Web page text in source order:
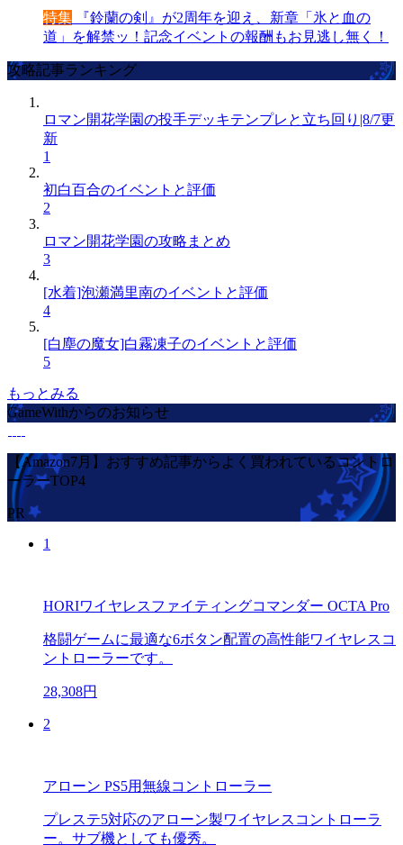
特集 『鈴蘭の剣』が2周年を迎え、新章「氷と血の
道」を解禁ッ！記念イベントの報酬もお見逃し無く！
攻略記事ランキング
ロマン開花学園の投手デッキテンプレと立ち回り|8/7更
新
1
初白百合のイベントと評価
2
ロマン開花学園の攻略まとめ
3
[水着]泡瀬満里南のイベントと評価
4
[白塵の魔女]白霧凍子のイベントと評価
5
もっとみる
GameWithからのお知らせ
【Amazon7月】おすすめ記事からよく買われているコントロ
ーラーTOP4
PR
1
HORIワイヤレスファイティングコマンダー OCTA Pro
格闘ゲームに最適な6ボタン配置の高性能ワイヤレスコ
ントローラーです。
28,308円
2
アローン PS5用無線コントローラー
プレステ5対応のアローン製ワイヤレスコントローラ
ー。サブ機としても優秀。